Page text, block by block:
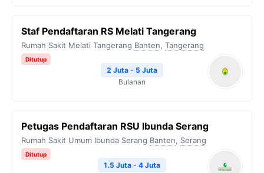
Staf Pendaftaran RS Melati Tangerang
Rumah Sakit Melati Tangerang Banten, Tangerang
Ditutup
2 Juta - 5 Juta
Bulanan
Petugas Pendaftaran RSU Ibunda Serang
Rumah Sakit Umum Ibunda Serang Banten, Serang
Ditutup
1.5 Juta - 4 Juta